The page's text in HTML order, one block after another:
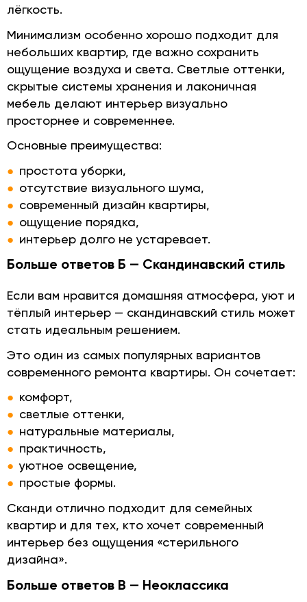
лёгкость.
Минимализм особенно хорошо подходит для
небольших квартир, где важно сохранить
ощущение воздуха и света. Светлые оттенки,
скрытые системы хранения и лаконичная
мебель делают интерьер визуально
просторнее и современнее.
Основные преимущества:
простота уборки,
отсутствие визуального шума,
современный дизайн квартиры,
ощущение порядка,
интерьер долго не устаревает.
Больше ответов Б — Скандинавский стиль
Если вам нравится домашняя атмосфера, уют и
тёплый интерьер — скандинавский стиль может
стать идеальным решением.
Это один из самых популярных вариантов
современного ремонта квартиры. Он сочетает:
комфорт,
светлые оттенки,
натуральные материалы,
практичность,
уютное освещение,
простые формы.
Сканди отлично подходит для семейных
квартир и для тех, кто хочет современный
интерьер без ощущения «стерильного
дизайна».
Больше ответов В — Неоклассика